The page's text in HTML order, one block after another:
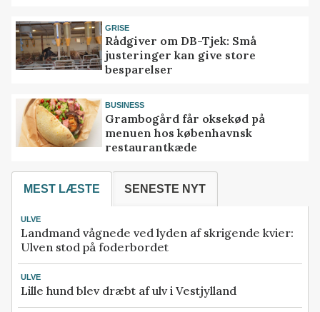
GRISE
Rådgiver om DB-Tjek: Små
justeringer kan give store
besparelser
BUSINESS
Grambogård får oksekød på
menuen hos københavnsk
restaurantkæde
MEST LÆSTE SENESTE NYT
ULVE
Landmand vågnede ved lyden af skrigende kvier:
Ulven stod på foderbordet
ULVE
Lille hund blev dræbt af ulv i Vestjylland